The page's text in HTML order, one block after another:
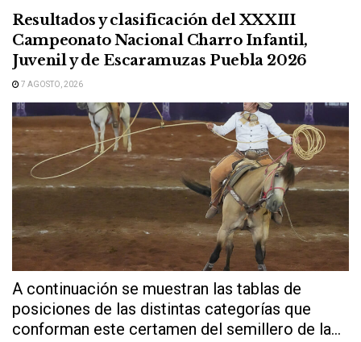
Resultados y clasificación del XXXIII
Campeonato Nacional Charro Infantil,
Juvenil y de Escaramuzas Puebla 2026
7 AGOSTO, 2026
A continuación se muestran las tablas de
posiciones de las distintas categorías que
conforman este certamen del semillero de la...